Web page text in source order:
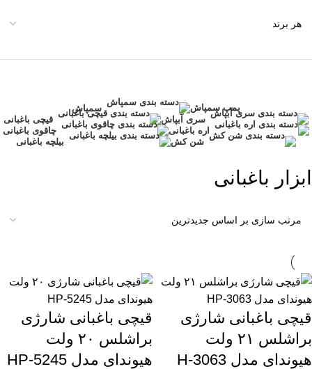
پمپ سمپاش
سمپاش
سری آبپاش
قیچی باغبانی
اره باغبانی
چاقوی باغبانی
شن کش
بیلچه باغبانی
ابزار باغبانی
قیچی باغبانی شارژی
براشلس ۲۱ ولت
هیوندای مدل H-3063
قیچی باغبانی شارژی
براشلس ۲۰ ولت
هیوندای مدل HP-5245